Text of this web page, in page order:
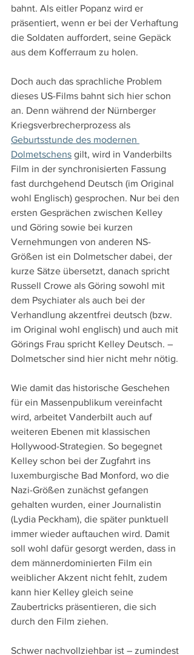
bahnt. Als eitler Popanz wird er
präsentiert, wenn er bei der Verhaftung
die Soldaten auffordert, seine Gepäck
aus dem Kofferraum zu holen.
Doch auch das sprachliche Problem
dieses US-Films bahnt sich hier schon
an. Denn während der Nürnberger
Kriegsverbrecherprozess als
Geburtsstunde des modernen
Dolmetschens gilt, wird in Vanderbilts
Film in der synchronisierten Fassung
fast durchgehend Deutsch (im Original
wohl Englisch) gesprochen. Nur bei den
ersten Gesprächen zwischen Kelley
und Göring sowie bei kurzen
Vernehmungen von anderen NS-
Größen ist ein Dolmetscher dabei, der
kurze Sätze übersetzt, danach spricht
Russell Crowe als Göring sowohl mit
dem Psychiater als auch bei der
Verhandlung akzentfrei deutsch (bzw.
im Original wohl englisch) und auch mit
Görings Frau spricht Kelley Deutsch. –
Dolmetscher sind hier nicht mehr nötig.
Wie damit das historische Geschehen
für ein Massenpublikum vereinfacht
wird, arbeitet Vanderbilt auch auf
weiteren Ebenen mit klassischen
Hollywood-Strategien. So begegnet
Kelley schon bei der Zugfahrt ins
luxemburgische Bad Monford, wo die
Nazi-Größen zunächst gefangen
gehalten wurden, einer Journalistin
(Lydia Peckham), die später punktuell
immer wieder auftauchen wird. Damit
soll wohl dafür gesorgt werden, dass in
dem männerdominierten Film ein
weiblicher Akzent nicht fehlt, zudem
kann hier Kelley gleich seine
Zaubertricks präsentieren, die sich
durch den Film ziehen.
Schwer nachvollziehbar ist – zumindest